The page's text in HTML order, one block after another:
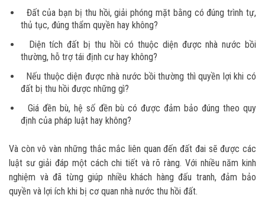
Đất của bạn bị thu hồi, giải phóng mặt bằng có đúng trình tự,
thủ tục, đúng thẩm quyền hay không?
Diện tích đất bị thu hồi có thuộc diện được nhà nước bồi
thường, hỗ trợ tái định cư hay không?
Nếu thuộc diện được nhà nước bồi thường thì quyền lợi khi có
đất bị thu hồi được những gì?
Giá đền bù, hệ số đền bù có được đảm bảo đúng theo quy
định của pháp luật hay không?
Và còn vô vàn những thắc mắc liên quan đến đất đai sẽ được các
luật sư giải đáp một cách chi tiết và rõ ràng. Với nhiều năm kinh
nghiệm và đã từng giúp nhiều khách hàng đấu tranh, đảm bảo
quyền và lợi ích khi bị cơ quan nhà nước thu hồi đất.